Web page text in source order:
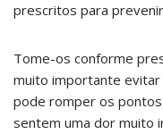
prescritos para
Tome-os conforme
muito importante
pode romper os pontos
sentem uma dor muito